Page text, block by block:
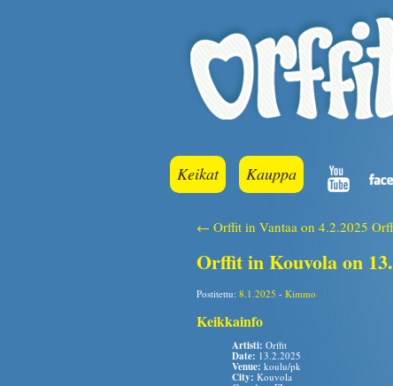
Keikat Kauppa
← Orffit in Vantaa on 4.2.2025
Orffit in Kouvola on
Postitettu: 8.1.2025 - Kimmo
Keikkainfo
Artisti: Orffit
Date: 13.2.2025
Venue: koulu/pk
City: Kouvola